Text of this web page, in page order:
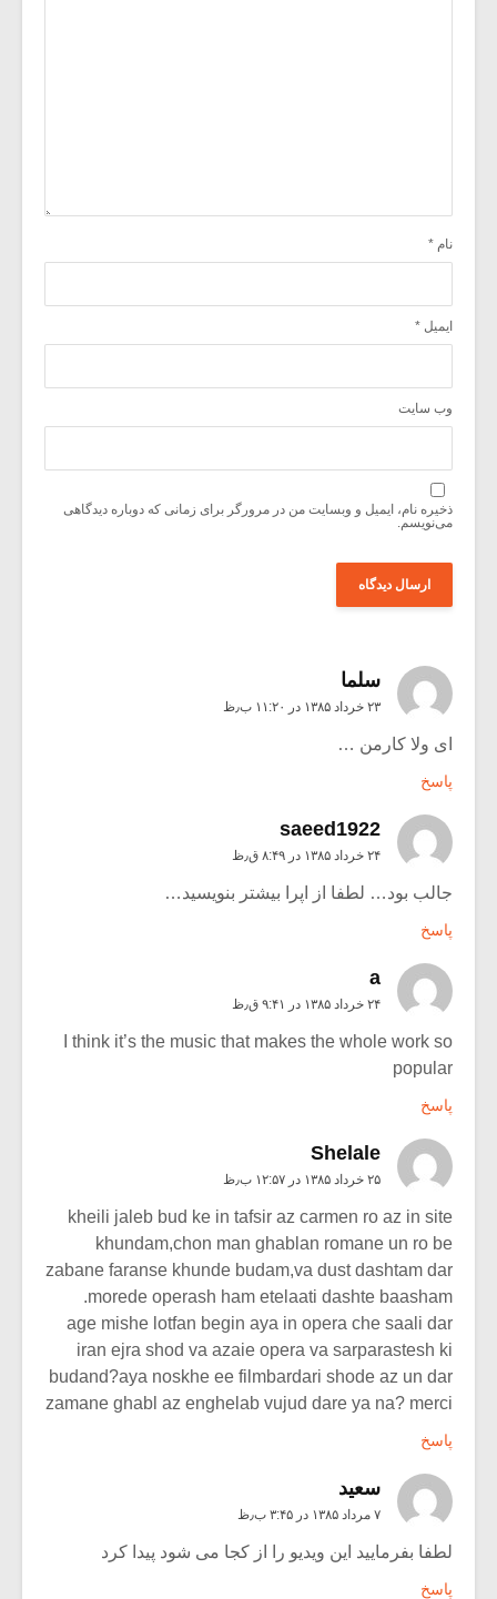
نام *
ایمیل *
وب‌ سایت
ذخیره نام، ایمیل و وبسایت من در مرورگر برای زمانی که دوباره دیدگاهی
می‌نویسم.
سلما
۲۳ خرداد ۱۳۸۵ در ۱۱:۲۰ ب٫ظ
ای ولا کارمن …
پاسخ
saeed1922
۲۴ خرداد ۱۳۸۵ در ۸:۴۹ ق٫ظ
جالب بود… لطفا از اپرا بیشتر بنویسید…
پاسخ
a
۲۴ خرداد ۱۳۸۵ در ۹:۴۱ ق٫ظ
I think it’s the music that makes the whole work so
popular
پاسخ
Shelale
۲۵ خرداد ۱۳۸۵ در ۱۲:۵۷ ب٫ظ
kheili jaleb bud ke in tafsir az carmen ro az in site
khundam,chon man ghablan romane un ro be
zabane faranse khunde budam,va dust dashtam dar
morede operash ham etelaati dashte baasham.
age mishe lotfan begin aya in opera che saali dar
iran ejra shod va azaie opera va sarparastesh ki
budand?aya noskhe ee filmbardari shode az un dar
zamane ghabl az enghelab vujud dare ya na? merci
پاسخ
سعید
۷ مرداد ۱۳۸۵ در ۳:۴۵ ب٫ظ
لطفا بفرمایید این ویدیو را از کجا می شود پیدا کرد
پاسخ